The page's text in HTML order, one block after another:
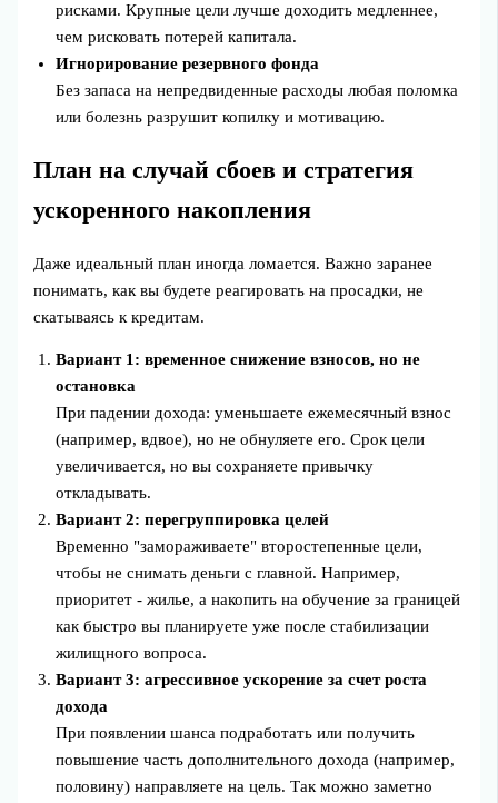
рисками. Крупные цели лучше доходить медленнее,
чем рисковать потерей капитала.
Игнорирование резервного фонда
Без запаса на непредвиденные расходы любая поломка
или болезнь разрушит копилку и мотивацию.
План на случай сбоев и стратегия
ускоренного накопления
Даже идеальный план иногда ломается. Важно заранее
понимать, как вы будете реагировать на просадки, не
скатываясь к кредитам.
Вариант 1: временное снижение взносов, но не
остановка
При падении дохода: уменьшаете ежемесячный взнос
(например, вдвое), но не обнуляете его. Срок цели
увеличивается, но вы сохраняете привычку
откладывать.
Вариант 2: перегруппировка целей
Временно "замораживаете" второстепенные цели,
чтобы не снимать деньги с главной. Например,
приоритет - жилье, а накопить на обучение за границей
как быстро вы планируете уже после стабилизации
жилищного вопроса.
Вариант 3: агрессивное ускорение за счет роста
дохода
При появлении шанса подработать или получить
повышение часть дополнительного дохода (например,
половину) направляете на цель. Так можно заметно